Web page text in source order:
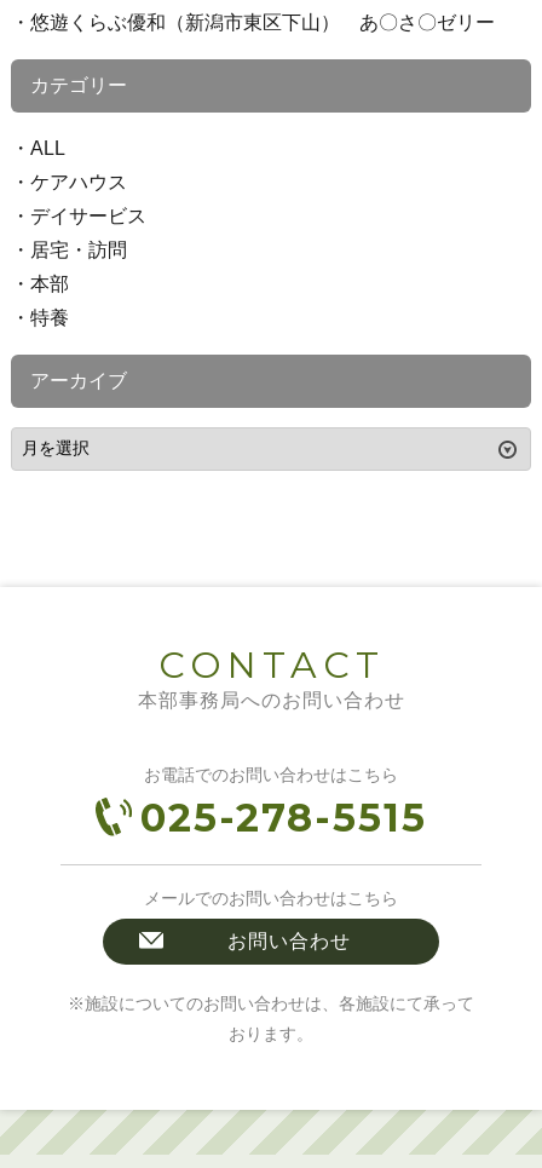
悠遊くらぶ優和（新潟市東区下山） あ〇さ〇ゼリー
カテゴリー
ALL
ケアハウス
デイサービス
居宅・訪問
本部
特養
アーカイブ
CONTACT
本部事務局へのお問い合わせ
お電話でのお問い合わせはこちら
025-278-5515
メールでのお問い合わせはこちら
お問い合わせ
※施設についてのお問い合わせは、各施設にて承って
おります。